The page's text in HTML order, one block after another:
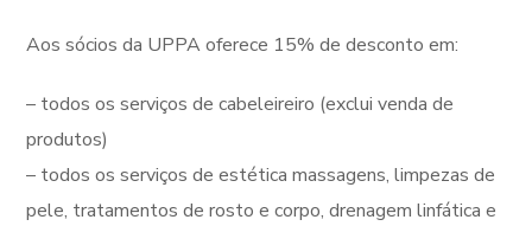
Aos sócios da UPPA oferece 15% de desconto em:
– todos os serviços de cabeleireiro (exclui venda de
produtos)
– todos os serviços de estética massagens, limpezas de
pele, tratamentos de rosto e corpo, drenagem linfática e